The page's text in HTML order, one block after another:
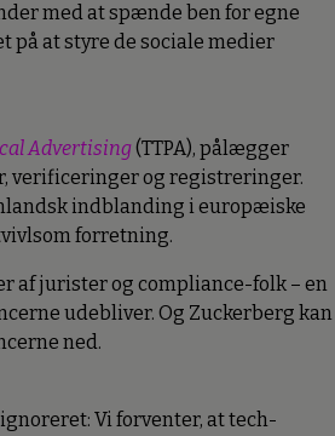
med at spænde ben for egne
på at styre de sociale medier
Advertising(TTPA), pålægger
verificeringer og registreringer.
indblanding i europæiske
forretning.
af jurister og compliance-folk – en
udebliver. Og Zuckerberg kan
ned.
Vi forventer, at tech-